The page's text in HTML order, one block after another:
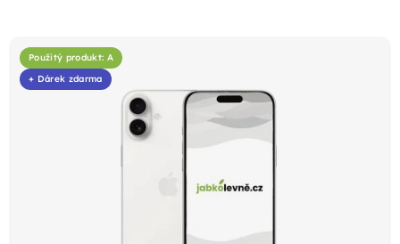
ý
p
Použitý produkt: A
+ Dárek zdarma